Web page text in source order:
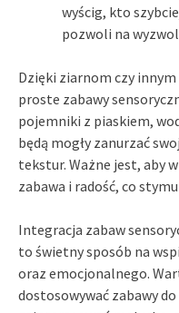
wyścig, kto
pozwoli na
Dzięki ziarnom czy
proste zabawy
pojemniki z piaskiem,
będą mogły zanurzać
tekstur. Ważne jest, aby
zabawa i radość, co
Integracja zabaw
to świetny sposób na
oraz emocjonalnego.
dostosowywać zabawy